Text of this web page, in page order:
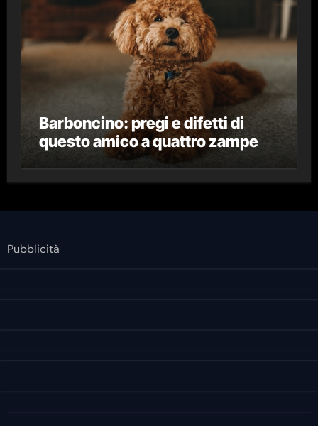
Barboncino: pregi e difetti di
questo amico a quattro zampe
Pubblicità